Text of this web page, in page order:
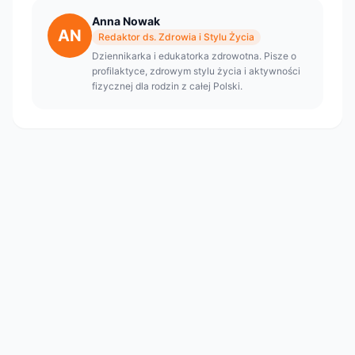
AN
Anna Nowak
Redaktor ds. Zdrowia i Stylu Życia
Dziennikarka i edukatorka zdrowotna. Pisze o
profilaktyce, zdrowym stylu życia i aktywności
fizycznej dla rodzin z całej Polski.